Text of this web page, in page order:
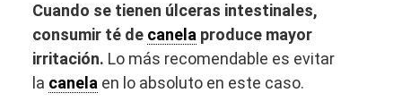
Cuando se tienen úlceras intestinales,
consumir té de canela produce mayor
irritación. Lo más recomendable es evitar
la canela en lo absoluto en este caso.